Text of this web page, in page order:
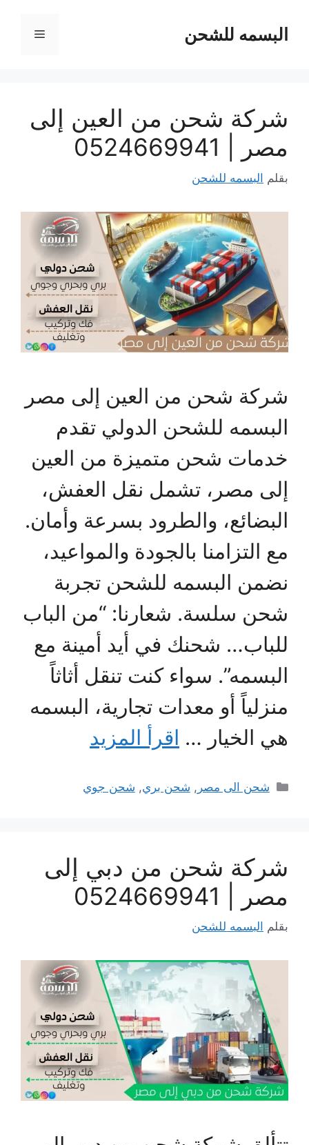
المحتوىالبسمه للشحن القائمة
شركة شحن من العين إلى
مصر | 0524669941
بقلم البسمه للشحن
شركة شحن من العين إلى مصر
البسمه للشحن الدولي تقدم
خدمات شحن متميزة من العين
إلى مصر، تشمل نقل العفش،
البضائع، والطرود بسرعة وأمان.
مع التزامنا بالجودة والمواعيد،
نضمن البسمه للشحن تجربة
شحن سلسة. شعارنا: “من الباب
للباب… شحنك في أيد أمينة مع
البسمه”. سواء كنت تنقل أثاثاً
منزلياً أو معدات تجارية، البسمه
هي الخيار … اقرأ المزيد
التصنيفات
شحن الى مصر , شحن بري, شحن جوي
شركة شحن من دبي إلى
مصر | 0524669941
بقلم البسمه للشحن